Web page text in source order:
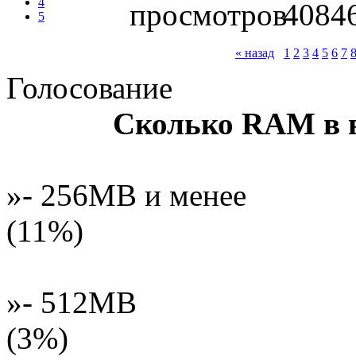
5
« назад 1 2 3 4 5 6 7 8
Голосование
Сколько RAM
»- 256MB и менее
(11%)
»- 512MB
(3%)